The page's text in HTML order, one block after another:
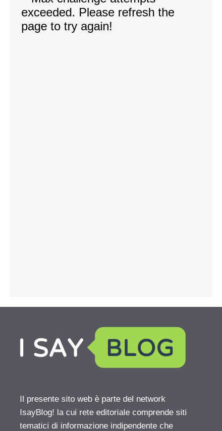
Il presente sito web è parte del network
IsayBlog! la cui rete editoriale comprende siti
tematici di informazione indipendente che